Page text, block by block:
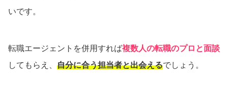
いです。
転職エージェントを併用すれば複数人の転職のプロと面談
してもらえ、 自分に合う担当者と出会えるでしょう。